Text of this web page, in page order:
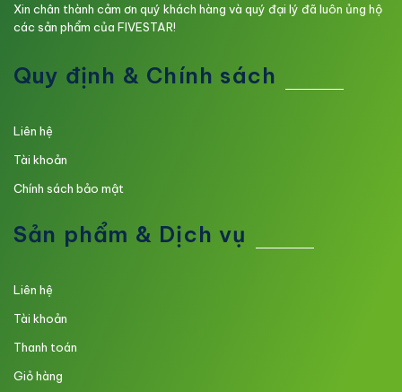
Xin chân thành cảm ơn quý khách hàng và quý đại lý đã luôn ủng hộ
các sản phẩm của FIVESTAR!
Quy định & Chính sách
Liên hệ
Tài khoản
Chính sách bảo mật
Sản phẩm & Dịch vụ
Liên hệ
Tài khoản
Thanh toán
Giỏ hàng